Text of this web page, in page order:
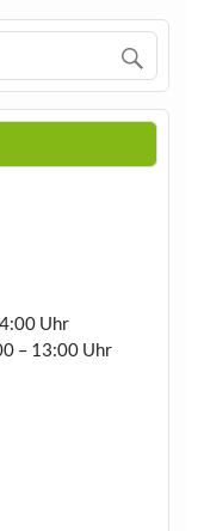
Uhr
– 13:00 Uhr